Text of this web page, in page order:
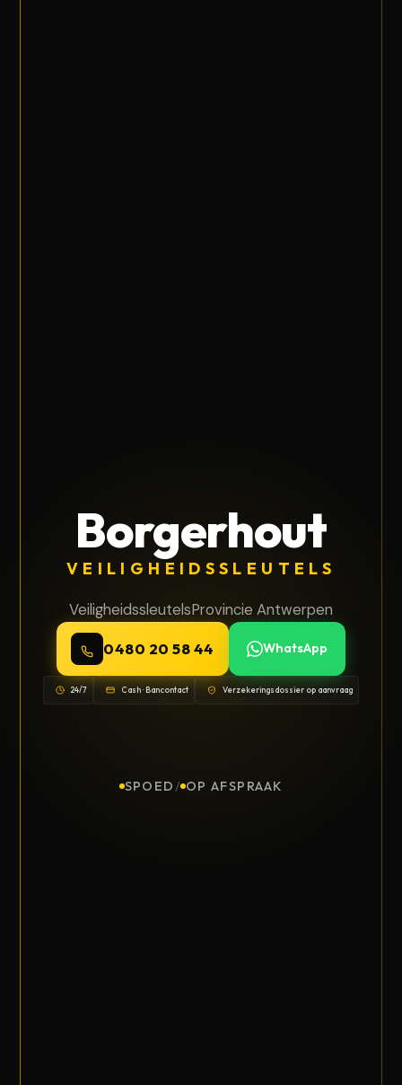
Borgerhout
VEILIGHEIDSSLEUTELS
VeiligheidssleutelsProvincie Antwerpen
0480 20 58 44 WhatsApp
24/7 Cash · Bancontact Verzekeringsdossier op aanvraag
SPOED / OP AFSPRAAK